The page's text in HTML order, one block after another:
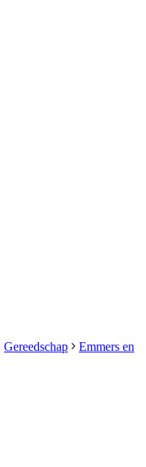
Gereedschap
Emmers en